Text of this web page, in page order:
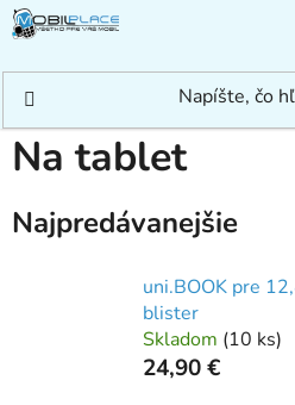
Prejsť
na
Puzdra a kryty /
Na tablet
Najpredávanejšie
uni.BOOK pre
blister
Skladom (10 ks)
24,90 €